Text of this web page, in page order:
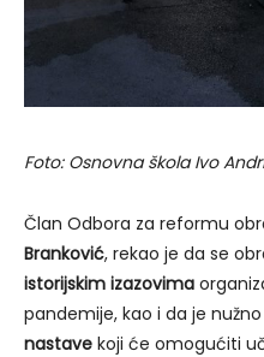
Foto: Osnovna škola Ivo
Član Odbora za reformu
Branković, rekao je da se
istorijskim izazovima
pandemije, kao i da je
nastave koji će omogućiti